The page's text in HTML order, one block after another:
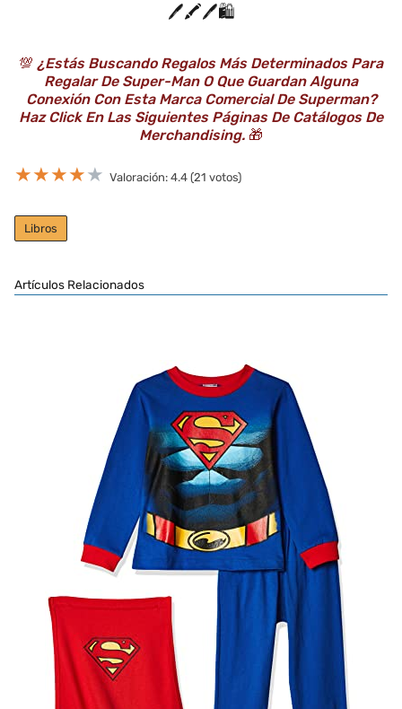
🖊️🖍️🖊️🛍️
💯 ¿Estás Buscando Regalos Más Determinados Para
Regalar De Super-Man O Que Guardan Alguna
Conexión Con Esta Marca Comercial De Superman?
Haz Click En Las Siguientes Páginas De Catálogos De
Merchandising. 🎁
★★★★★ Valoración: 4.4 (21 votos)
Libros
Artículos Relacionados